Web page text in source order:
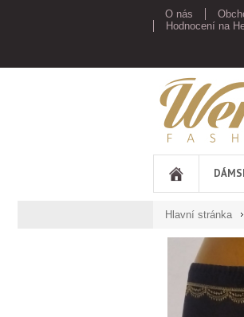
O nás
Hodnocení na
Werso
Hlavní stránka